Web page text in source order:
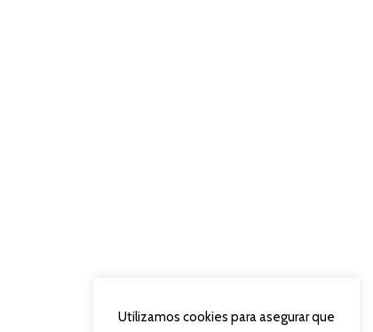
Utilizamos cookies para asegurar que